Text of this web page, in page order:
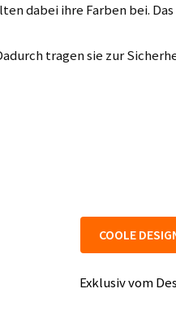
dabei ihre Farben bei.
tragen sie zur
COOLE
Exklusiv vom